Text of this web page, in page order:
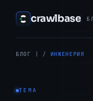
crawlbase
БЛОГ | / ИНЖЕНЕРИЯ
ТЕМА